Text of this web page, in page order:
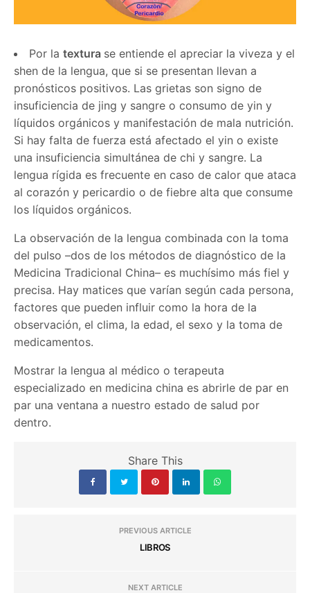
Por la textura se entiende el apreciar la viveza y el
shen de la lengua, que si se presentan llevan a
pronósticos positivos. Las grietas son signo de
insuficiencia de jing y sangre o consumo de yin y
líquidos orgánicos y manifestación de mala nutrición.
Si hay falta de fuerza está afectado el yin o existe
una insuficiencia simultánea de chi y sangre. La
lengua rígida es frecuente en caso de calor que ataca
al corazón y pericardio o de fiebre alta que consume
los líquidos orgánicos.
La observación de la lengua combinada con la toma
del pulso –dos de los métodos de diagnóstico de la
Medicina Tradicional China– es muchísimo más fiel y
precisa. Hay matices que varían según cada persona,
factores que pueden influir como la hora de la
observación, el clima, la edad, el sexo y la toma de
medicamentos.
Mostrar la lengua al médico o terapeuta
especializado en medicina china es abrirle de par en
par una ventana a nuestro estado de salud por
dentro.
Share This
PREVIOUS ARTICLE
LIBROS
NEXT ARTICLE